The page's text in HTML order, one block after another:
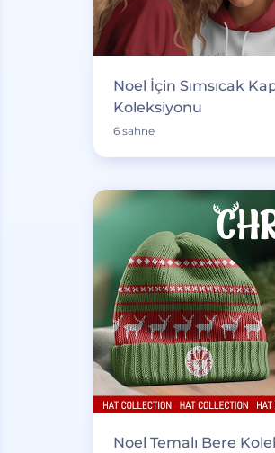
Noel İçin Sımsıcak
Koleksiyonu
6 sahne
Noel Temalı Bere